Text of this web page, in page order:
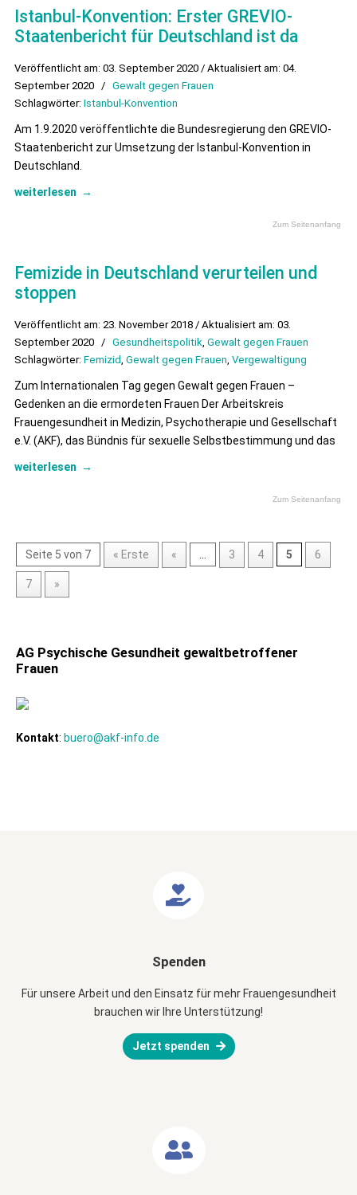
Istanbul-Konvention: Erster GREVIO-
Staatenbericht für Deutschland ist da
Veröffentlicht am: 03. September 2020 / Aktualisiert am: 04.
September 2020 / Gewalt gegen Frauen
Schlagwörter: Istanbul-Konvention
Am 1.9.2020 veröffentlichte die Bundesregierung den GREVIO-
Staatenbericht zur Umsetzung der Istanbul-Konvention in
Deutschland.
weiterlesen →
Zum Seitenanfang
Femizide in Deutschland verurteilen und
stoppen
Veröffentlicht am: 23. November 2018 / Aktualisiert am: 03.
September 2020 / Gesundheitspolitik, Gewalt gegen Frauen
Schlagwörter: Femizid, Gewalt gegen Frauen, Vergewaltigung
Zum Internationalen Tag gegen Gewalt gegen Frauen –
Gedenken an die ermordeten Frauen Der Arbeitskreis
Frauengesundheit in Medizin, Psychotherapie und Gesellschaft
e.V. (AKF), das Bündnis für sexuelle Selbstbestimmung und das
weiterlesen →
Zum Seitenanfang
Seite 5 von 7 « Erste « 3 4 5 6
7 »
AG Psychische Gesundheit gewaltbetroffener
Frauen
Kontakt: buero@akf-info.de
Spenden
Für unsere Arbeit und den Einsatz für mehr Frauengesundheit
brauchen wir Ihre Unterstützung!
Jetzt spenden